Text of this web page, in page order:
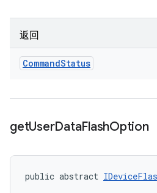
返回
CommandStatus
getUserDataFlashOption
public abstract